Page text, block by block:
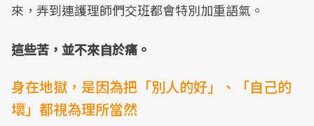
來，弄到連護理師們交班都會特別加重語氣。
這些苦，並不來自於痛。
身在地獄，是因為把「別人的好」、「自己的
壞」都視為理所當然